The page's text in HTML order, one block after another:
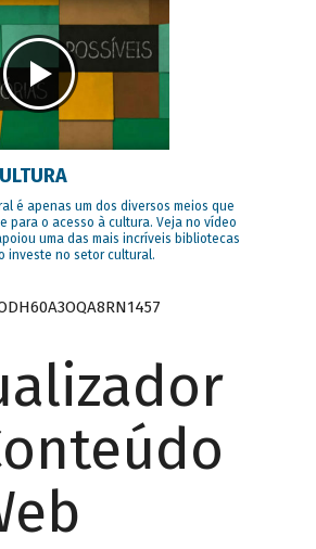
é apenas um dos diversos meios que
para o acesso à cultura. Veja no vídeo
uma das mais incríveis bibliotecas
investe no setor cultural.